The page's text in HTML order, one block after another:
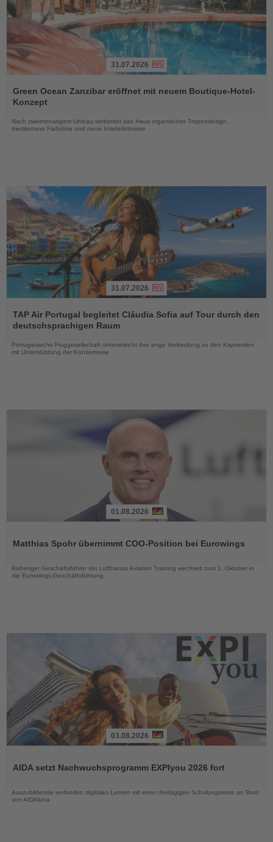
Sie
die
Nachrichten
31.07.2026
Green Ocean Zanzibar eröffnet mit neuem Boutique-Hotel-
Konzept
Nach zweimonatigem Umbau verbindet das Haus organisches Tropendesign,
mediterrane Farbtöne und neue Inselerlebnisse
Sie
die
31.07.2026
TAP Air Portugal begleitet Cláudia Sofia auf Tour durch den
deutschsprachigen Raum
Portugiesische Fluggesellschaft unterstreicht ihre enge Verbindung zu den Kapverden
mit Unterstützung der Konzertreise
die
01.08.2026
Matthias Spohr übernimmt COO-Position bei Eurowings
Bisheriger Geschäftsführer der Lufthansa Aviation Training wechselt zum 1. Oktober in
die Eurowings-Geschäftsführung
die
03.08.2026
AIDA setzt Nachwuchsprogramm EXPIyou 2026 fort
Auszubildende verbinden digitales Lernen mit einer dreitägigen Schulungsreise an Bord
von AIDAluna